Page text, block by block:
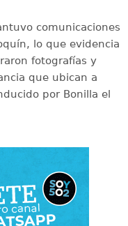
comunicaciones
lo que evidencia
fotografías y
que ubican a
por Bonilla el